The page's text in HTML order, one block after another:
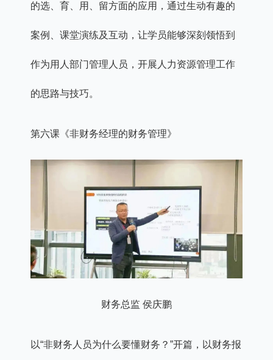
的选、育、用、留方面的应用，通过生动有趣的
案例、课堂演练及互动，让学员能够深刻领悟到
作为用人部门管理人员，开展人力资源管理工作
的思路与技巧。
第六课《非财务经理的财务管理》
财务总监 侯庆鹏
以“非财务人员为什么要懂财务？”开篇，以财务报